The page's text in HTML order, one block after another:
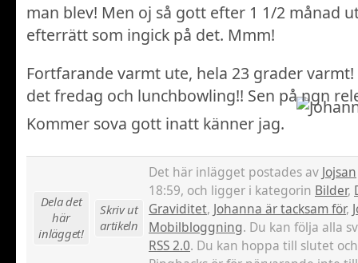
man blev! Men oj så gott efter 1 1/2 månad
efterrätt som ingick på det. Mmm!
Fortfarande varmt ute, hela 23 grader varmt!
det fredag och lunchbowling!! Sen på ngn
Kommer sova gott inatt känner jag.
Dela det
här
inlägget!
Skriv ut
artikeln
Det här inlägget postades av Jojsan
18:59, och ligger i kategorin Bilder,
Graviditet, Johanna är tacksam för,
Mobilbloggning. Du kan följa alla
RSS 2.0. Du kan hoppa till slutet